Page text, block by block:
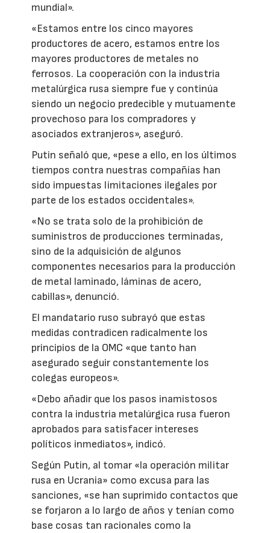
mundial».
«Estamos entre los cinco mayores
productores de acero, estamos entre los
mayores productores de metales no
ferrosos. La cooperación con la industria
metalúrgica rusa siempre fue y continúa
siendo un negocio predecible y mutuamente
provechoso para los compradores y
asociados extranjeros», aseguró.
Putin señaló que, «pese a ello, en los últimos
tiempos contra nuestras compañías han
sido impuestas limitaciones ilegales por
parte de los estados occidentales».
«No se trata solo de la prohibición de
suministros de producciones terminadas,
sino de la adquisición de algunos
componentes necesarios para la producción
de metal laminado, láminas de acero,
cabillas», denunció.
El mandatario ruso subrayó que estas
medidas contradicen radicalmente los
principios de la OMC «que tanto han
asegurado seguir constantemente los
colegas europeos».
«Debo añadir que los pasos inamistosos
contra la industria metalúrgica rusa fueron
aprobados para satisfacer intereses
políticos inmediatos», indicó.
Según Putin, al tomar «la operación militar
rusa en Ucrania» como excusa para las
sanciones, «se han suprimido contactos que
se forjaron a lo largo de años y tenían como
base cosas tan racionales como la